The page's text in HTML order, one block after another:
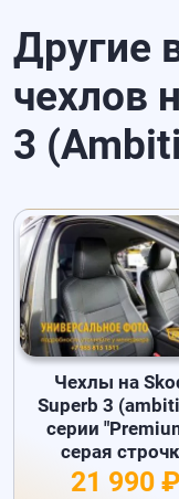
Другие
чехлов
3
Чехлы на
Superb 3
серии
серая
21 990 ₽